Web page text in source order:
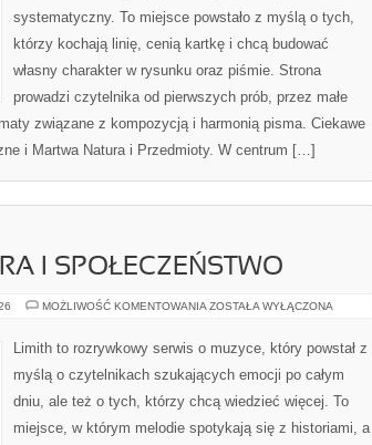
systematyczny. To miejsce powstało z myślą o tych,
którzy kochają linię, cenią kartkę i chcą budować
własny charakter w rysunku oraz piśmie. Strona
prowadzi czytelnika od pierwszych prób, przez małe
związane z kompozycją i harmonią pisma. Ciekawe
i Martwa Natura i Przedmioty. W centrum […]
I SPOŁECZEŃSTWO
MOŻLIWOŚĆ KOMENTOWANIA MUZYKA
SPOŁECZEŃSTWO
ZOSTAŁA WYŁĄCZONA
Limith to rozrywkowy serwis o muzyce, który powstał z
myślą o czytelnikach szukających emocji po całym
dniu, ale też o tych, którzy chcą wiedzieć więcej. To
miejsce, w którym melodie spotykają się z historiami, a